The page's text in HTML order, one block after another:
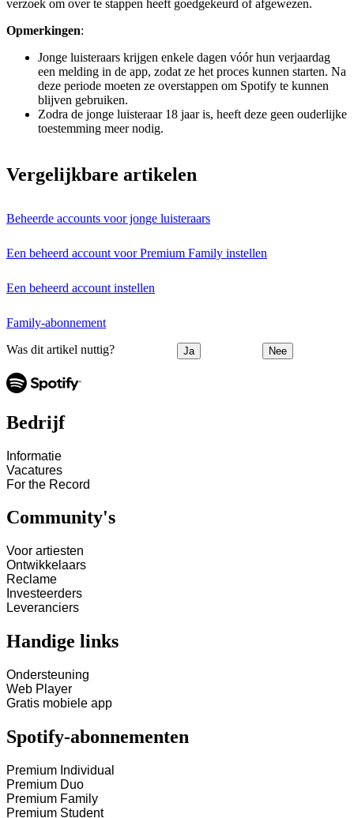
verzoek om over te stappen heeft goedgekeurd of afgewezen.
Opmerkingen:
Jonge luisteraars krijgen enkele dagen vóór hun verjaardag
een melding in de app, zodat ze het proces kunnen starten. Na
deze periode moeten ze overstappen om Spotify te kunnen
blijven gebruiken.
Zodra de jonge luisteraar 18 jaar is, heeft deze geen ouderlijke
toestemming meer nodig.
Vergelijkbare artikelen
Beheerde accounts voor jonge luisteraars
Een beheerd account voor Premium Family instellen
Een beheerd account instellen
Family-abonnement
Was dit artikel nuttig? Ja Nee
Bedrijf
Informatie
Vacatures
For the Record
Community's
Voor artiesten
Ontwikkelaars
Reclame
Investeerders
Leveranciers
Handige links
Ondersteuning
Web Player
Gratis mobiele app
Spotify-abonnementen
Premium Individual
Premium Duo
Premium Family
Premium Student